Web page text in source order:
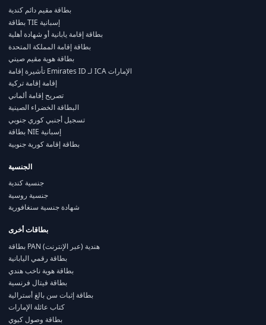
بطاقة مقيم دائم كندية
بطاقة TIE إسبانية
بطاقة إقامة يابانية أو شهادة أهلية
بطاقة إقامة المملكة المتحدة
بطاقة هوية مقيم صيني
تأشيرة إقامة Emirates ID لـ ICA الإمارات
إقامة إقامة تركية
تصريح إقامة ألماني
البطاقة الخضراء الصينية
تسجيل أجنبي كوري جنوبي
بطاقة NIE إسبانية
بطاقة إقامة كورية جنوبية
الجنسية
جنسية كندية
جنسية روسية
شهادة جنسية سنغافورية
بطاقات أخرى
بطاقة PAN هندية (عبر الإنترنت)
بطاقة رقمي اليابانية
بطاقة هوية ناخب هندي
بطاقة فيتال فرنسية
بطاقة إثبات سن بالغ أسترالية
كتاب عائلة الإمارات
بطاقة وصول كيوي